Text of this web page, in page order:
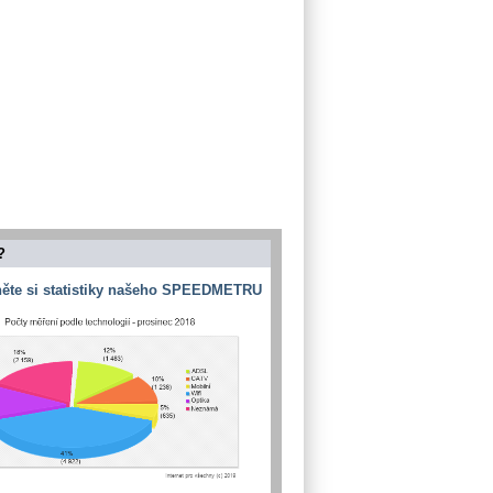
si statistiky našeho SPEEDMETRU